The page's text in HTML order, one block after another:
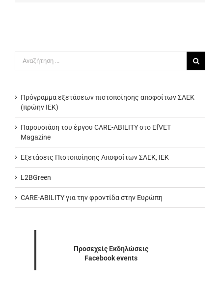
Πρόγραμμα εξετάσεων πιστοποίησης αποφοίτων ΣΑΕΚ
(πρώην ΙΕΚ)
Παρουσιάση του έργου CARE-ABILITY στο EfVET
Magazine
Εξετάσεις Πιστοποίησης Αποφοίτων ΣΑΕΚ, ΙΕΚ
L2BGreen
CARE-ABILITY για την φροντίδα στην Ευρώπη
Προσεχείς Εκδηλώσεις
Facebook events